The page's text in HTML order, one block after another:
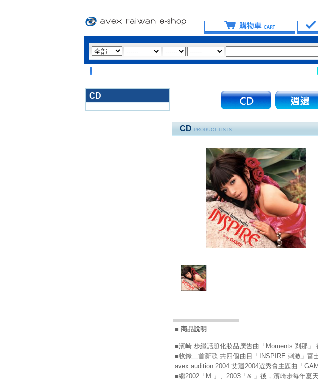
【
CD
CD PRODUCT LISTS
■ 商品說明
■濱崎 步繼話題化妝品廣告曲「Moments 剎那」
■收錄二首新歌 共四個曲目「INSPIRE 刺激」富
avex audition 2004 艾迴2004選秀會主題曲「
■繼2002「M 」、2003「& 」後，濱崎步每年夏